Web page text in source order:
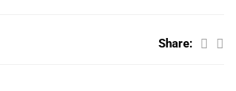
Share: